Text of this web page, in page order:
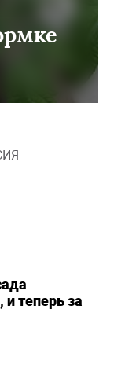
теперь за